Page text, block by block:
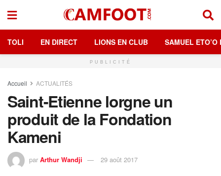
TOLI EN DIRECT LIONS EN CLUB SAMUEL ETO’O
PUBLICITÉ
Accueil ACTUALITÉS
Saint-Etienne lorgne un
produit de la Fondation
Kameni
par Arthur Wandji 29 août 2017